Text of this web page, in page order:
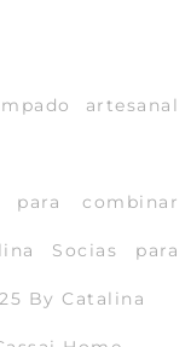
artesanal
combinar
Socias para
By Catalina